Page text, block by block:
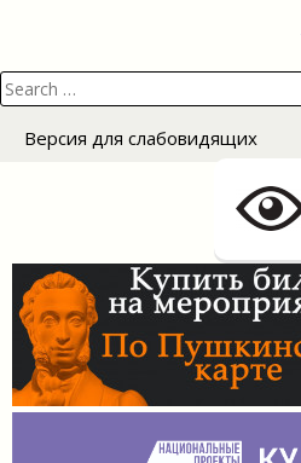
Search
for:
Версия для слабовидящих